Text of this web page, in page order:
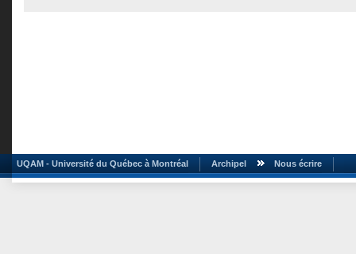
UQAM - Université du Québec à Montréal Archipel Nous écrire